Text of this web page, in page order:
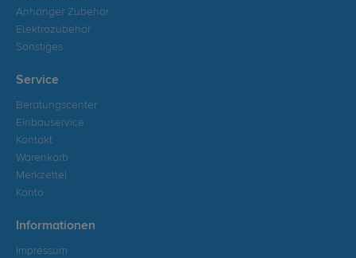
Anhänger Zubehör
Elektrozubehör
Sonstiges
Service
Beratungscenter
Einbauservice
Kontakt
Warenkorb
Merkzettel
Konto
Informationen
Impressum